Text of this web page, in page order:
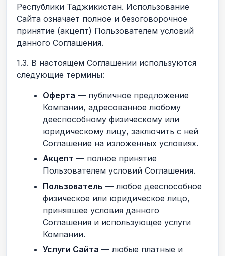
Республики Таджикистан. Использование
Сайта означает полное и безоговорочное
принятие (акцепт) Пользователем условий
данного Соглашения.
1.3. В настоящем Соглашении используются
следующие термины:
Оферта — публичное предложение
Компании, адресованное любому
дееспособному физическому или
юридическому лицу, заключить с ней
Соглашение на изложенных условиях.
Акцепт — полное принятие
Пользователем условий Соглашения.
Пользователь — любое дееспособное
физическое или юридическое лицо,
принявшее условия данного
Соглашения и использующее услуги
Компании.
Услуги Сайта — любые платные и